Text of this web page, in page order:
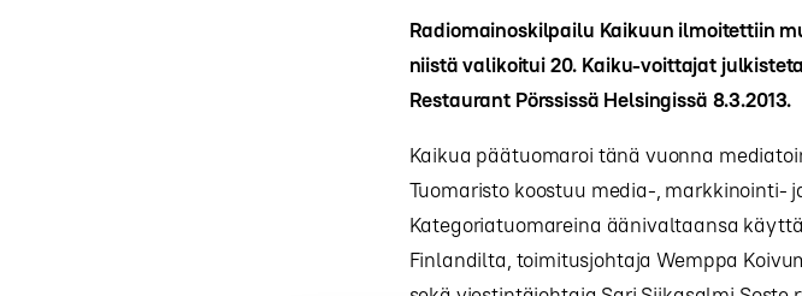
Radiomainoskilpailu Kaikuun ilmoitettiin
niistä valikoitui 20. Kaiku-voittajat
Restaurant Pörssissä Helsingissä 8.3.2013.
Kaikua päätuomaroi tänä vuonna
Tuomaristo koostuu media-, markkinointi-
Kategoriatuomareina äänivaltaansa
Finlandilta, toimitusjohtaja Wemppa